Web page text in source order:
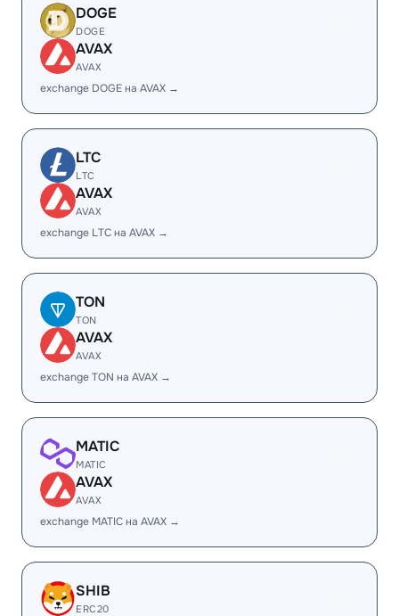
DOGE
DOGE
AVAX
AVAX
exchange DOGE на AVAX →
LTC
LTC
AVAX
AVAX
exchange LTC на AVAX →
TON
TON
AVAX
AVAX
exchange TON на AVAX →
MATIC
MATIC
AVAX
AVAX
exchange MATIC на AVAX →
SHIB
ERC20